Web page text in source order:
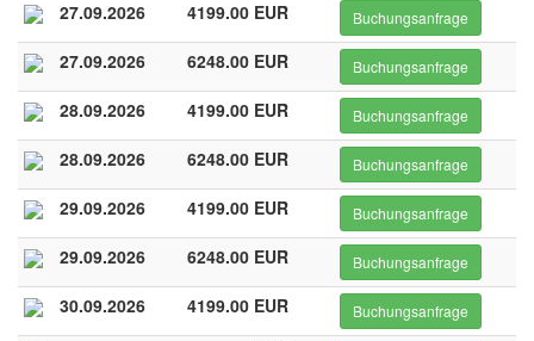
27.09.2026 4199.00 EUR Buchungsanfrage
27.09.2026 6248.00 EUR Buchungsanfrage
28.09.2026 4199.00 EUR Buchungsanfrage
28.09.2026 6248.00 EUR Buchungsanfrage
29.09.2026 4199.00 EUR Buchungsanfrage
29.09.2026 6248.00 EUR Buchungsanfrage
30.09.2026 4199.00 EUR Buchungsanfrage